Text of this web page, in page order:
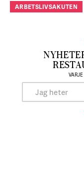
ARBETSLIVSAKUTEN